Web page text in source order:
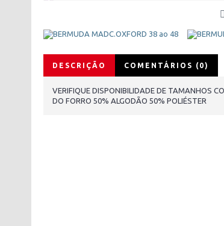
DESCRIÇÃO COMENTÁRIOS (0)
VERIFIQUE DISPONIBILIDADE DE TAMANHOS
DO FORRO 50% ALGODÃO 50% POLIÉSTER